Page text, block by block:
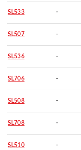
SL533 -
SL507 -
SL536 -
SL706 -
SL508 -
SL708 -
SL510 -